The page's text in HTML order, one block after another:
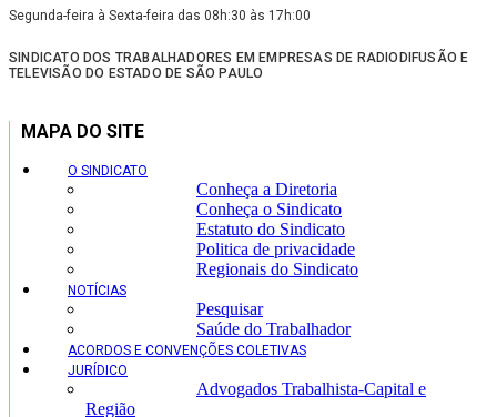
Segunda-feira à Sexta-feira das 08h:30 às 17h:00
SINDICATO DOS TRABALHADORES EM EMPRESAS DE RADIODIFUSÃO E
TELEVISÃO DO ESTADO DE SÃO PAULO
MAPA DO SITE
O SINDICATO
Conheça a Diretoria
Conheça o Sindicato
Estatuto do Sindicato
Politica de privacidade
Regionais do Sindicato
NOTÍCIAS
Pesquisar
Saúde do Trabalhador
ACORDOS E CONVENÇÕES COLETIVAS
JURÍDICO
Advogados Trabalhista-Capital e
Região